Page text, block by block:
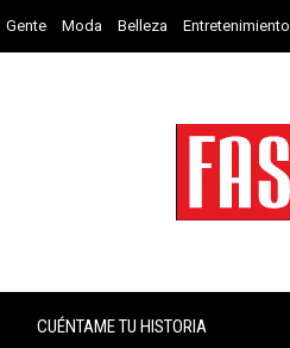
Gente Moda Belleza Entretenimiento
CUÉNTAME TU HISTORIA